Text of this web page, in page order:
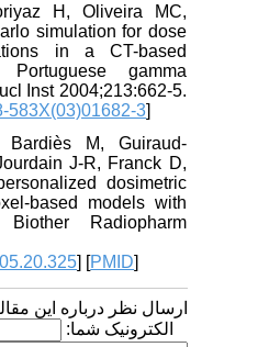
H, Oliveira MC,
simulation for dose
in a CT-based
gamma
Inst 2004;213:662-5.
583X(03)01682-3
Bardiès M, Guiraud-
J-R, Franck D,
dosimetric
based models with
Biother Radiopharm
] [PMID
ارسال نظر درباره این
الکترونیک شما: